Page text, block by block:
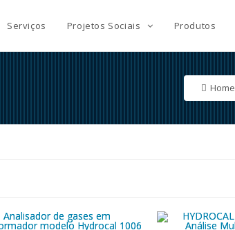
Serviços Projetos Sociais Produtos
Home